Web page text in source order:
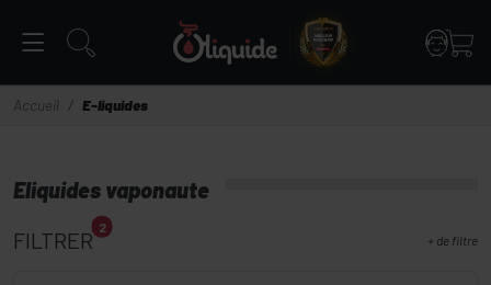
Accueil E-liquides
Eliquides vaponaute
FILTRER 2
+ de filtre